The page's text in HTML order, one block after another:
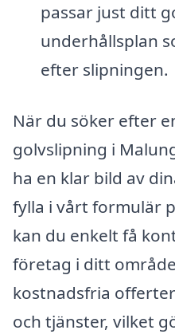
passar just ditt
underhållsplan
efter slipningen.
När du söker efter
golvslipning i
ha en klar bild av
fylla i vårt formulär
kan du enkelt få
företag i ditt
kostnadsfria
och tjänster, vilket